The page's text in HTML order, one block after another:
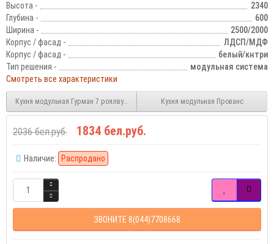
Высота -
2340
Глубина -
600
Ширина -
2500/2000
Корпус / фасад -
ЛДСП/МДФ
Корпус / фасад -
белый/кнтри
Тип решения -
модульная система
Смотреть все характеристики
Кухня модульная Гурман 7 роялвуд голубой Кухня модульная Прованс
2036 бел.руб. 1834 бел.руб.
Наличие: Распродано
ЗВОНИТЕ 8(044)7708668